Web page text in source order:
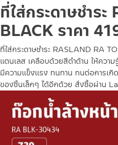
ที่ใส่กระดาษชำระ
BLACK ราคา
ที่ใส่กระดาษชำระ RASLAND RA
แตนเลส เคลือบด้วยสีดำด้าน ให้ความ
มีความแข็งแรง ทนทาน ทนต่อการเ
ของชิ้นเล็กๆ ได้อีกด้วย สั่งซื้อผ่าน